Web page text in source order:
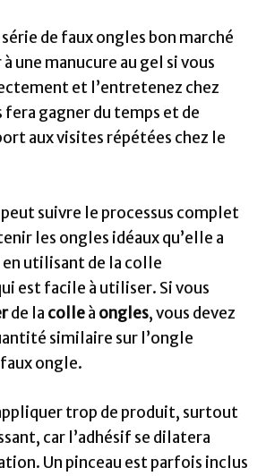
de faux ongles bon marché
une manucure au gel si vous
et l’entretenez chez
fera gagner du temps et de
aux visites répétées chez le
suivre le processus complet
les ongles idéaux qu’elle a
utilisant de la colle
est facile à utiliser. Si vous
de la colleà ongles, vous devez
similaire sur l’ongle
ongle.
trop de produit, surtout
car l’adhésif se dilatera
Un pinceau est parfois inclus